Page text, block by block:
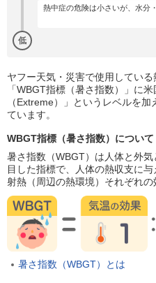
低
熱中症の危険は小さいが、水分
ヤフー天気・災害で使用してい
「WBGT指標（暑さ指数）」に
（Extreme）」というレベルを
ています。
WBGT指標（暑さ指数）について
暑さ指数（WBGT）は人体と外
目した指標で、人体の熱収支に
射熱（周辺の熱環境）それぞれの
暑さ指数（WBGT）とは